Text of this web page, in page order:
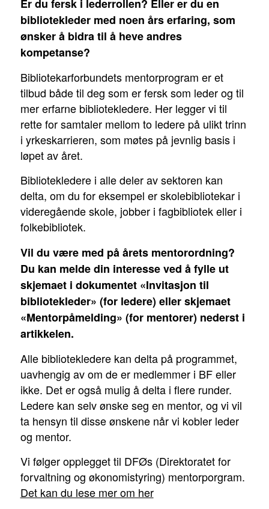
Er du fersk i lederrollen? Eller er du en
bibliotekleder med noen års erfaring, som
ønsker å bidra til å heve andres
kompetanse?
Bibliotekarforbundets mentorprogram er et
tilbud både til deg som er fersk som leder og til
mer erfarne bibliotekledere. Her legger vi til
rette for samtaler mellom to ledere på ulikt trinn
i yrkeskarrieren, som møtes på jevnlig basis i
løpet av året.
Bibliotekledere i alle deler av sektoren kan
delta, om du for eksempel er skolebibliotekar i
videregående skole, jobber i fagbibliotek eller i
folkebibliotek.
Vil du være med på årets mentorordning?
Du kan melde din interesse ved å fylle ut
skjemaet i dokumentet «Invitasjon til
bibliotekleder» (for ledere) eller skjemaet
«Mentorpåmelding» (for mentorer) nederst i
artikkelen.
Alle bibliotekledere kan delta på programmet,
uavhengig av om de er medlemmer i BF eller
ikke. Det er også mulig å delta i flere runder.
Ledere kan selv ønske seg en mentor, og vi vil
ta hensyn til disse ønskene når vi kobler leder
og mentor.
Vi følger opplegget til DFØs (Direktoratet for
forvaltning og økonomistyring) mentorporgram.
Det kan du lese mer om her